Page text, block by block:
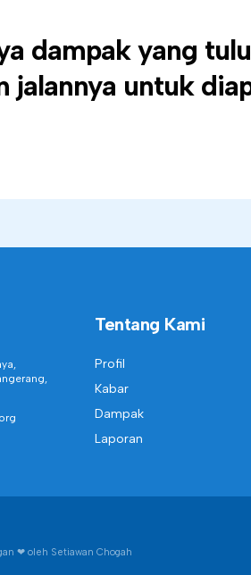
dampak yang
jalannya untuk
Tentang Kami
Profil
Kabar
Dampak
Laporan
❤︎ oleh Setiawan Chogah